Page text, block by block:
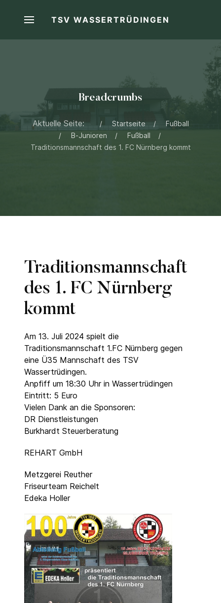
TSV WASSERTRÜDINGEN
Breadcrumbs
Aktuelle Seite: Startseite
Fußball
B-Junioren
Fußball
Traditionsmannschaft des 1. FC Nürnberg kommt
Traditionsmannschaft
des 1. FC Nürnberg
kommt
Am 13. Juli 2024 spielt die
Traditionsmannschaft 1.FC Nürnberg gegen
eine Ü35 Mannschaft des TSV
Wassertrüdingen.
Anpfiff um 18:30 Uhr in Wassertrüdingen
Eintritt: 5 Euro
Vielen Dank an die Sponsoren:
DR Dienstleistungen
Burkhardt Steuerberatung
REHART GmbH
Metzgerei Reuther
Friseurteam Reichelt
Edeka Holler